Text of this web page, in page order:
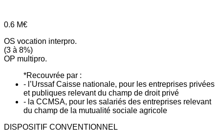
0.6 M€
OS vocation interpro.
(3 à 8%)
OP multipro.
*Recouvrée par :
- l’Urssaf Caisse nationale, pour les entreprises privées
et publiques relevant du champ de droit privé
- la CCMSA, pour les salariés des entreprises relevant
du champ de la mutualité sociale agricole
DISPOSITIF CONVENTIONNEL